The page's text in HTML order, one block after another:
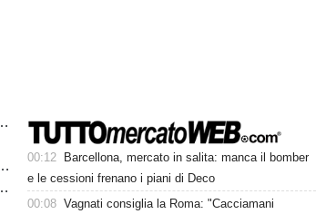
00:12
Barcellona, mercato in salita: manca il bomber
e le cessioni frenano i piani di Deco
00:08 Vagnati consiglia la Roma: "Cacciamani